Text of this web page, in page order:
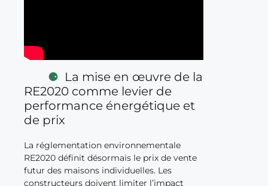
La mise en œuvre de la
RE2020 comme levier de
performance énergétique et
de prix
La réglementation environnementale
RE2020 définit désormais le prix de vente
futur des maisons individuelles. Les
constructeurs doivent limiter l’impact